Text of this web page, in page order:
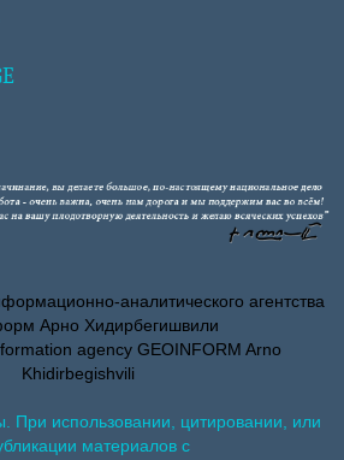
аналитического агентства
Арно Хидирбегишвили
agency GEOINFORM Arno
Khidirbegishvili
При использовании, цитировании, или
материалов с